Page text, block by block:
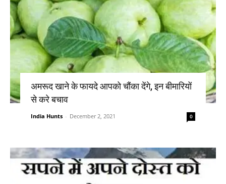
अमरूद खाने के फायदे आपको चौंका देंगे, इन बीमारियों
से करे बचाव
India Hunts - December 2, 2021 0